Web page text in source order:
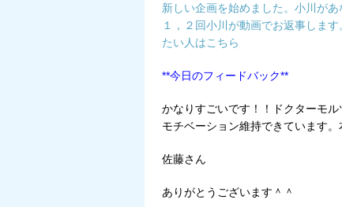
新しい企画を始めました。小川が
１，２回小川が動画でお返事しま
たい人はこちら
**今日のフィードバック**
かなりすごいです！！ドクターモ
モチベーション維持できています。
佐藤さん
ありがとうございます＾＾